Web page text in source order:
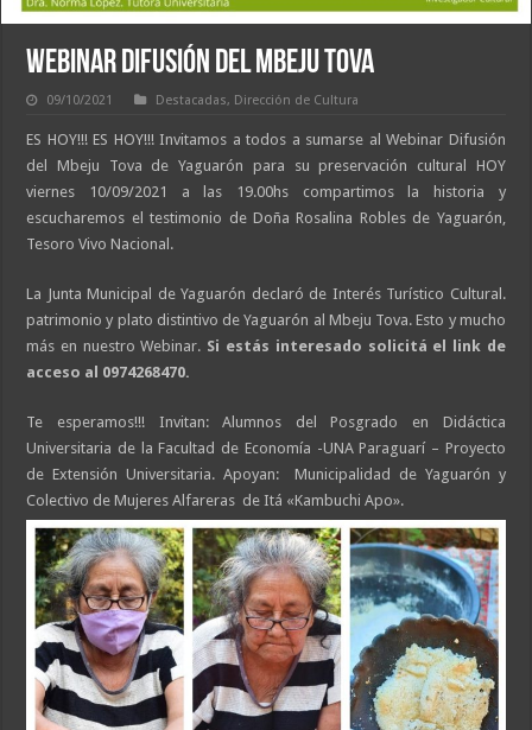
WEBINAR DIFUSIÓN DEL MBEJU TOVA
09/10/2021 Destacadas, Dirección de Cultura
ES HOY!!! ES HOY!!! Invitamos a todos a sumarse al Webinar Difusión
del Mbeju Tova de Yaguarón para su preservación cultural HOY
viernes 10/09/2021 a las 19.00hs compartimos la historia y
escucharemos el testimonio de Doña Rosalina Robles de Yaguarón,
Tesoro Vivo Nacional.
La Junta Municipal de Yaguarón declaró de Interés Turístico Cultural.
patrimonio y plato distintivo de Yaguarón al Mbeju Tova. Esto y mucho
más en nuestro Webinar. Si estás interesado solicitá el link de
acceso al 0974268470.
Te esperamos!!! Invitan: Alumnos del Posgrado en Didáctica
Universitaria de la Facultad de Economía -UNA Paraguarí – Proyecto
de Extensión Universitaria. Apoyan: Municipalidad de Yaguarón y
Colectivo de Mujeres Alfareras de Itá «Kambuchi Apo».